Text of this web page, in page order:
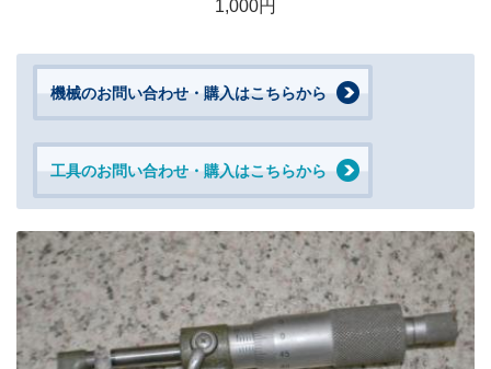
1,000円
機械のお問い合わせ・購入はこちらから
工具のお問い合わせ・購入はこちらから